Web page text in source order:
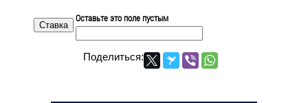
Оставьте это поле пустым
Поделиться: